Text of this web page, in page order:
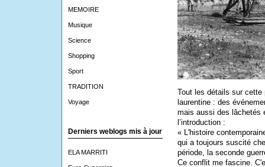
MEMOIRE
Musique
Science
Shopping
Sport
TRADITION
Voyage
Derniers weblogs mis à jour
ELA MARRITI
Tout les détails sur cette
laurentine : des
mais aussi des
l’introduction :
« L'histoire
qui a toujours suscité
période, la seconde
Ce conflit me fascine.